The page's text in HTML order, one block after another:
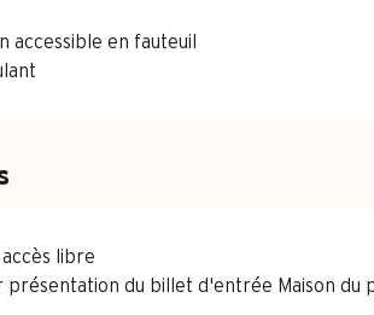
accessible en fauteuil
accès libre
présentation du billet d'entrée Maison du